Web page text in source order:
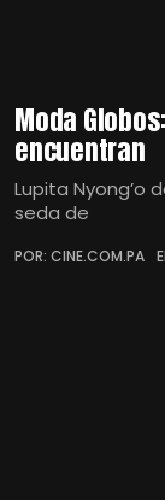
Moda
encuentran
Lupita Nyong’o
seda de
POR: CINE.COM.PA